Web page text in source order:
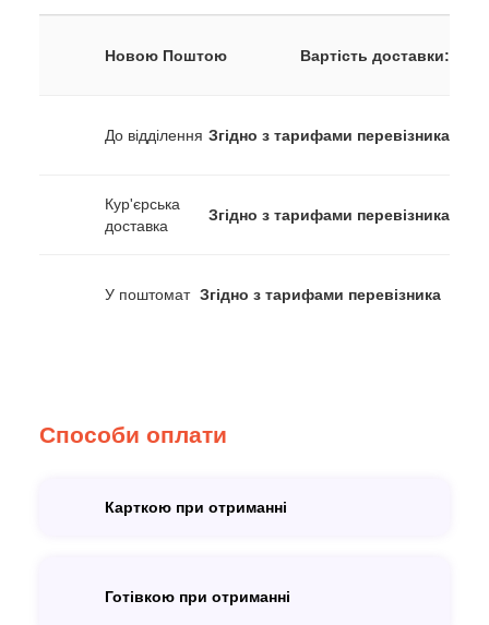
Новою Поштою Вартість доставки:
До відділення Згідно з тарифами перевізника
Кур'єрська
доставка
Згідно з тарифами перевізника
У поштомат Згідно з тарифами перевізника
Способи оплати
Карткою при отриманні
Готівкою при отриманні